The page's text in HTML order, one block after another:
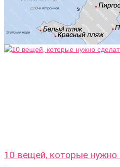
10 вещей, которые нужно